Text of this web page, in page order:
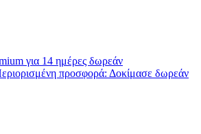
για 14 ημέρες δωρεάν
προσφορά: Δοκίμασε δωρεάν